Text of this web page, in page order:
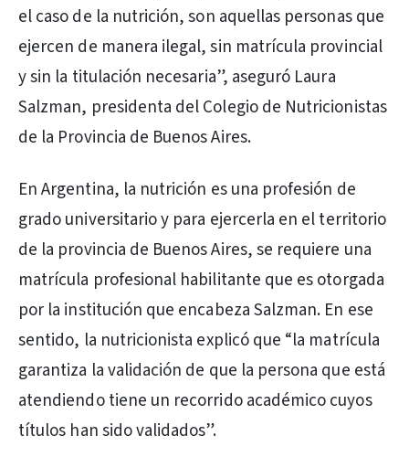
el caso de la nutrición, son aquellas personas que
ejercen de manera ilegal, sin matrícula provincial
y sin la titulación necesaria”, aseguró Laura
Salzman, presidenta del Colegio de Nutricionistas
de la Provincia de Buenos Aires.
En Argentina, la nutrición es una profesión de
grado universitario y para ejercerla en el territorio
de la provincia de Buenos Aires, se requiere una
matrícula profesional habilitante que es otorgada
por la institución que encabeza Salzman. En ese
sentido, la nutricionista explicó que “la matrícula
garantiza la validación de que la persona que está
atendiendo tiene un recorrido académico cuyos
títulos han sido validados”.